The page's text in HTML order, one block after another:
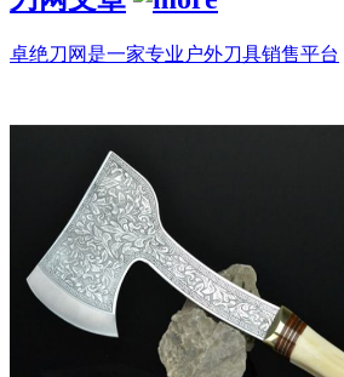
卓绝刀网是一家专业户外刀具销售平台